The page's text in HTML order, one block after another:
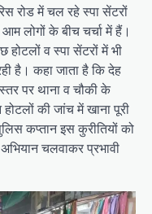
रोड में चल रहे स्पा सेंटरों
आम लोगों के बीच चर्चा में हैं।
होटलों व स्पा सेंटरों में भी
है। कहा जाता है कि देह
पर थाना व चौकी के
की जांच में खाना पूरी
कप्तान इस कुरीतियों को
चलवाकर प्रभावी